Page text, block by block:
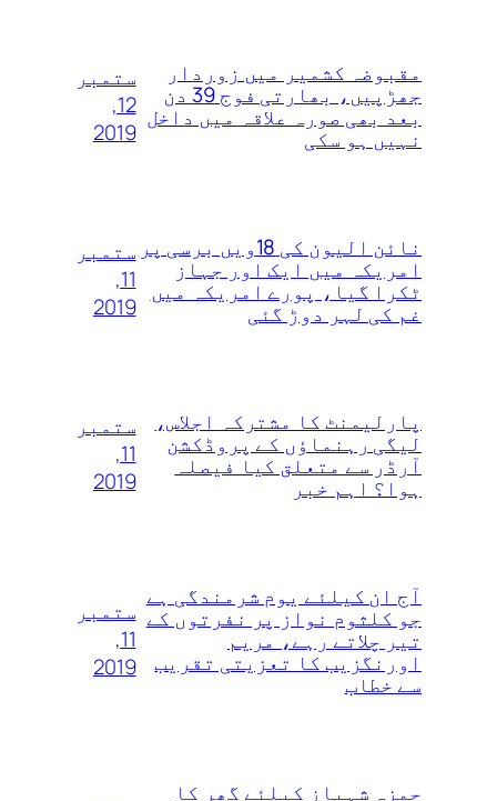
مقبوضہ کشمیر میں زوردار
جھڑپیں، بھارتی فوج 39 دن
بعد بھی صورہ علاقہ میں داخل
نہیں ہو سکی
ستمبر
12,
2019
نائن الیون کی 18ویں‌ برسی پر
امریکہ میں ایک اور جہاز
ٹکرا گیا، پورے امریکہ میں
غم کی لہر دوڑ گئی
ستمبر
11,
2019
پارلیمنٹ کا مشترکہ اجلاس،
لیگی رہنماؤں کے پروڈکشن
آرڈر سے متعلق کیا فیصلہ
ہوا؟ اہم خبر
ستمبر
11,
2019
آج ان کیلئے یوم شرمندگی ہے
جو کلثوم نواز پر نفرتوں‌ کے
تیر چلاتے رہے، مریم
اورنگزیب کا تعزیتی تقریب
سے خطاب
ستمبر
11,
2019
حمزہ شہباز کیلئے گھر کا